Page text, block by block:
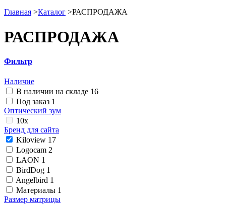
Главная >Каталог >РАСПРОДАЖА
РАСПРОДАЖА
Фильтр
Наличие
В наличии на складе 16
Под заказ 1
Оптический зум
10x
Бренд для сайта
Kiloview 17
Logocam 2
LAON 1
BirdDog 1
Angelbird 1
Материалы 1
Размер матрицы